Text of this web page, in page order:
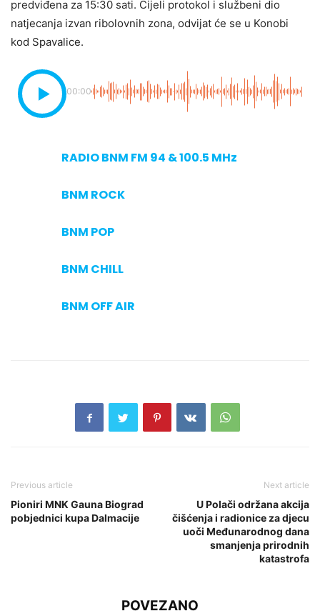
predviđena za 15:30 sati. Cijeli protokol i službeni dio
natjecanja izvan ribolovnih zona, odvijat će se u Konobi
kod Spavalice.
00:00
RADIO BNM FM 94 & 100.5 MHz
BNM ROCK
BNM POP
BNM CHILL
BNM OFF AIR
Previous article
Pioniri MNK Gauna Biograd
pobjednici kupa Dalmacije
Next article
U Polači održana akcija
čišćenja i radionice za djecu
uoči Međunarodnog dana
smanjenja prirodnih
katastrofa
POVEZANO